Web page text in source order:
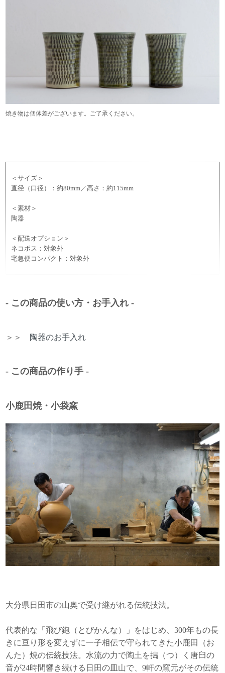
焼き物は個体差がございます。ご了承ください。
＜サイズ＞
直径（口径）：約80mm／高さ：約115mm
＜素材＞
陶器
＜配送オプション＞
ネコポス：対象外
宅急便コンパクト：対象外
- この商品の使い方・お手入れ -
＞＞ 陶器のお手入れ
- この商品の作り手 -
小鹿田焼・小袋窯
大分県日田市の山奥で受け継がれる伝統技法。
代表的な「飛び鉋（とびかんな）」をはじめ、300年もの長
きに亘り形を変えずに一子相伝で守られてきた小鹿田（お
んた）焼の伝統技法。水流の力で陶土を搗（つ）く唐臼の
音が24時間響き続ける日田の皿山で、9軒の窯元がその伝統